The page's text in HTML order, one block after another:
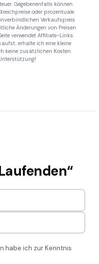
Gegebenenfalls können
oder prozentuale
Verkaufspreis
Änderungen von Preisen
verwendet Affiliate-Links.
erhalte ich eine kleine
keine zusätzlichen Kosten.
habe ich zur Kenntnis